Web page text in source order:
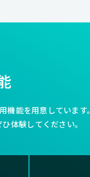
機能を用意しています。
体験してください。